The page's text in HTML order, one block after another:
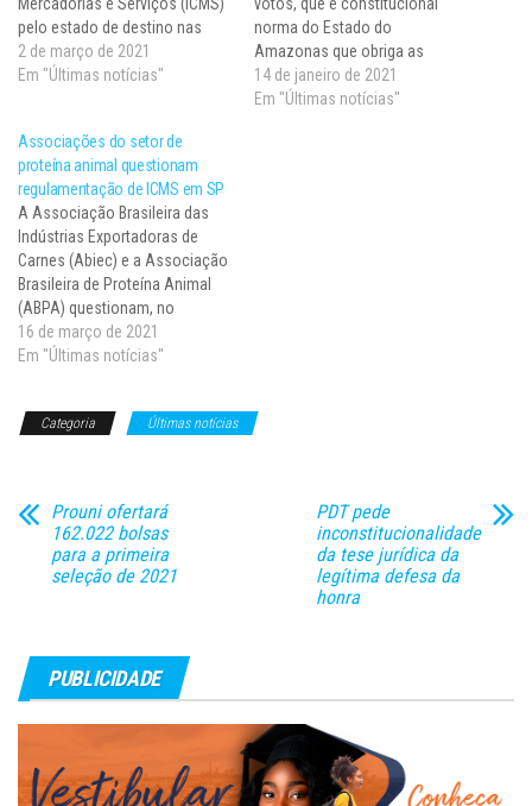
pelo estado de destino nas
operações interestaduais de
circulação de mercadorias
consumidor final não
contribuinte desse imposto. A
decisão se deu na sessão
virtual finalizada em…
2 de março de 2021
Em "Últimas notícias"
norma do Estado do
Amazonas que obriga as
concessionárias a notificar
previamente o consumidor, por
14 de janeiro de 2021
Em "Últimas notícias"
Associações do setor de
proteína animal questionam
regulamentação de ICMS em SP
A Associação Brasileira das
Indústrias Exportadoras de
Carnes (Abiec) e a Associação
Brasileira de Proteína Animal
(ABPA) questionam, no
Supremo Tribunal Federal (STF),
a validade de normas do
Imposto sobre Circulação de
16 de março de 2021
Em "Últimas notícias"
Categoria Últimas notícias
Prouni ofertará
162.022 bolsas
para a primeira
seleção de 2021
PDT pede
inconstitucionalidade
da tese jurídica da
legítima defesa da
honra
PUBLICIDADE